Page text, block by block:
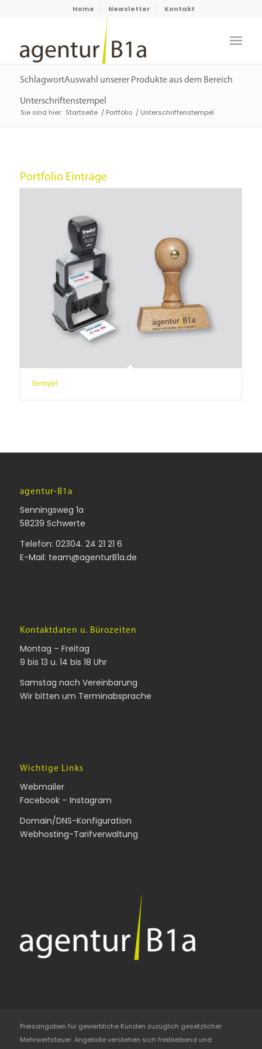
Home Newsletter Kontakt
SchlagwortAuswahl unserer Produkte aus dem Bereich
Unterschriftenstempel
Sie sind hier: Startseite / Portfolio / Unterschriftenstempel
Portfolio Einträge
Stempel
agentur-B1a
Senningsweg 1a
58239 Schwerte
Telefon: 02304. 24 21 21 6
E-Mail: team@agenturB1a.de
Kontaktdaten u. Bürozeiten
Montag – Freitag
9 bis 13 u. 14 bis 18 Uhr
Samstag nach Vereinbarung
Wir bitten um Terminabsprache
Wichtige Links
Webmailer
Facebook– Instagram
Domain/DNS-Konfiguration
Webhosting-Tarifverwaltung
Preisangaben für gewerbliche Kunden zuzüglich gesetzlicher
Mehrwertsteuer. Angebote verstehen sich freibleibend und